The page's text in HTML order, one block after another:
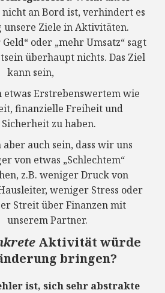
an Bord ist, verhindert es
unsere Ziele in Aktivitäten.
oder „mehr Umsatz“ sagt
überhaupt nichts. Das Ziel
kann sein,
etwas Erstrebenswertem wie
finanzielle Freiheit und
Sicherheit zu haben.
aber auch sein, dass wir uns
von etwas „Schlechtem“
z.B. weniger Druck von
weniger Stress oder
Streit über Finanzen mit
unserem Partner.
Aktivität würde
bringen?
ist, sich sehr abstrakte